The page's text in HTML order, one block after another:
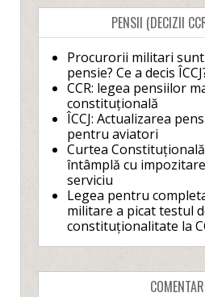
PENSII (DECIZII
Procurorii militari
pensie? Ce a decis
CCR: legea pensiilor
constituțională
ÎCCJ: Actualizarea
pentru aviatori
Curtea Constituțională
întâmplă cu
serviciu
Legea pentru
militare a picat testul
constituționalitate la